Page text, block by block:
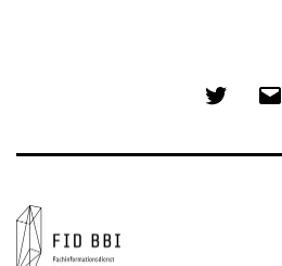
Twitter